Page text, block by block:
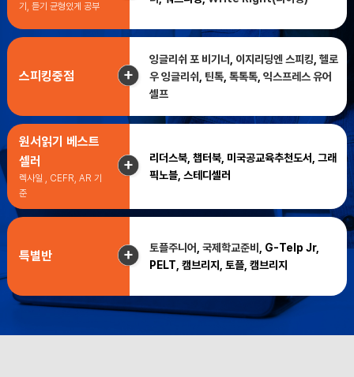
기, 듣기 균형있게 공부
스피킹중점
잉글리쉬 포 비기너, 이지리딩엔 스피킹, 헬로
우 잉글리쉬 , 틴톡, 톡톡톡, 익스프레스 유어
셀프
원서읽기 베스트
셀러
렉사일 , CEFR, AR 기
준
리더스북, 챕터북, 미국공교육추천도서, 그래
픽노블, 스테디셀러
특별반
토플주니어 , 국제학교준비 , G-Telp Jr,
PELT, 캠브리지, 토플, 캠브리지